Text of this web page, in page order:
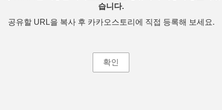
습니다.
공유할 URL을 복사 후 카카오스토리에 직접 등록해 보세요.
확인